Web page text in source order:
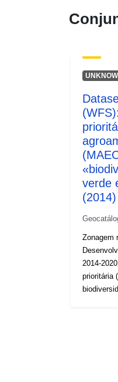
verde
(2014)
Zonagem
2014-
prioritária